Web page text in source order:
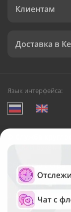
Клиентам
Доставка в
Язык интерфейса:
Служба
Русский Букет,
Общество с
ОГРН:
Юридический
д.42, оф. 3